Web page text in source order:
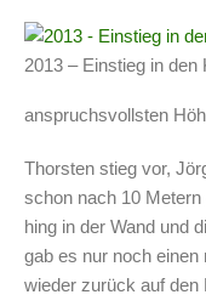
2013 – Einstieg in den
anspruchsvollsten
Thorsten stieg vor,
schon nach 10
hing in der Wand und
gab es nur noch
wieder zurück auf den